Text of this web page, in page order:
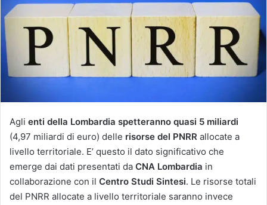
Agli enti della Lombardia spetteranno quasi 5 miliardi
(4,97 miliardi di euro) delle risorse del PNRR allocate a
livello territoriale. E’ questo il dato significativo che
emerge dai dati presentati da CNA Lombardia in
collaborazione con il Centro Studi Sintesi. Le risorse totali
del PNRR allocate a livello territoriale saranno invece